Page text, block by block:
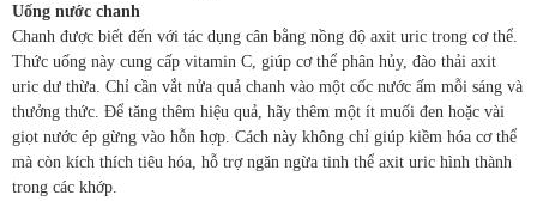
Uống nước chanh
Chanh được biết đến với tác dụng cân bằng nồng độ axit uric trong cơ thể.
Thức uống này cung cấp vitamin C, giúp cơ thể phân hủy, đào thải axit
uric dư thừa. Chỉ cần vắt nửa quả chanh vào một cốc nước ấm mỗi sáng và
thưởng thức. Để tăng thêm hiệu quả, hãy thêm một ít muối đen hoặc vài
giọt nước ép gừng vào hỗn hợp. Cách này không chỉ giúp kiềm hóa cơ thể
mà còn kích thích tiêu hóa, hỗ trợ ngăn ngừa tinh thể axit uric hình thành
trong các khớp.